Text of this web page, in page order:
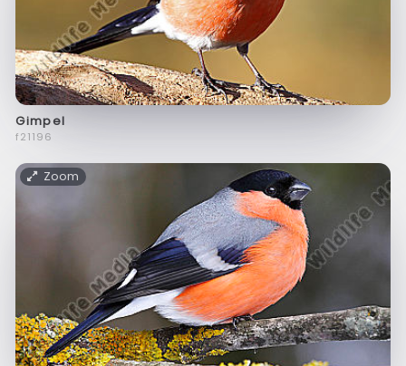
Gimpel
f21196
Zoom